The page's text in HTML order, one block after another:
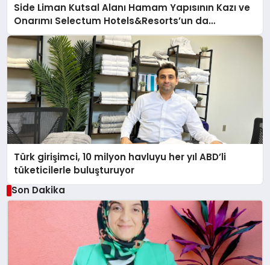
Side Liman Kutsal Alanı Hamam Yapısının Kazı ve
Onarımı Selectum Hotels&Resorts’un da
Katkılarıyla Tamamlandı
Türk girişimci, 10 milyon havluyu her yıl ABD’li
tüketicilerle buluşturuyor
Son Dakika